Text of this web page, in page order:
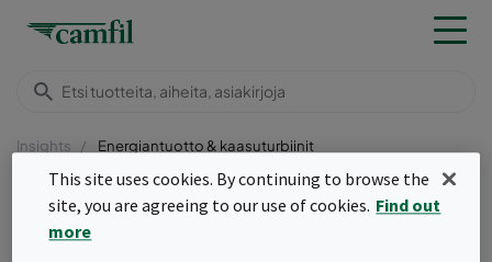
Insights Energiantuotto & kaasuturbiinit
Menu
Gas turbine pre-filters:
This site uses cookies. By continuing to browse the
site, you are agreeing to our use of cookies. Find out
more